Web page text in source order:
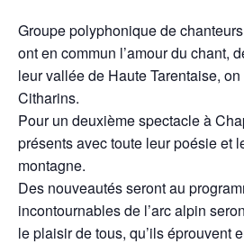
Groupe polyphonique de
ont en commun l’amour du chant,
leur vallée de Haute Tarentaise,
Citharins.
Pour un deuxième spectacle à
présents avec toute leur poésie et
montagne.
Des nouveautés seront au
incontournables de l’arc alpin
le plaisir de tous, qu’ils éprouvent